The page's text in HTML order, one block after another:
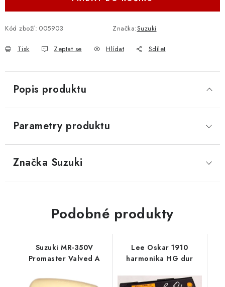
Kód zboží: 005903 Značka:Suzuki
Tisk Zeptat se Hlídat Sdílet
Popis produktu
Parametry produktu
Značka Suzuki
Podobné produkty
Suzuki MR-350V
Promaster Valved A
Lee Oskar 1910
harmonika HG dur